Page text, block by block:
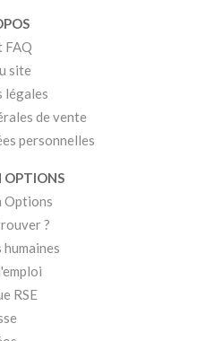
FAQ
site
légales
de vente
personnelles
OPTIONS
Options
?
humaines
RSE